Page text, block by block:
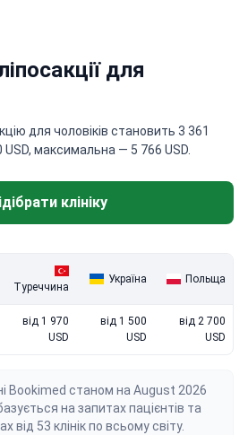
для
для чоловіків становить 3 361
USD, максимальна — 5 766 USD.
клініку
Туреччина
Україна Польща
від 1 970
USD
від 1 500
USD
від 2 700
USD
Bookimed станом на August 2026
на запитах пацієнтів та
від 53 клінік по всьому світу.